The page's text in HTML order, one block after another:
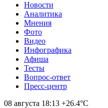
Новости
Аналитика
Мнения
Фото
Видео
Инфографика
Афиша
Тесты
Вопрос-ответ
Пресс-центр
08 августа 18:13 +26.4°С